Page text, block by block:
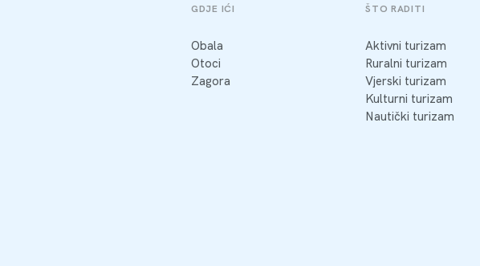
GDJE IĆI
Obala
Otoci
Zagora
ŠTO RADITI
Aktivni turizam
Ruralni turizam
Vjerski turizam
Kulturni turizam
Nautički turizam